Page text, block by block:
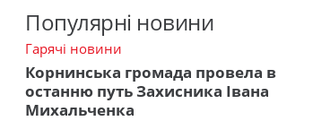
Популярні новини
Гарячі новини
Корнинська громада провела в
останню путь Захисника Івана
Михальченка